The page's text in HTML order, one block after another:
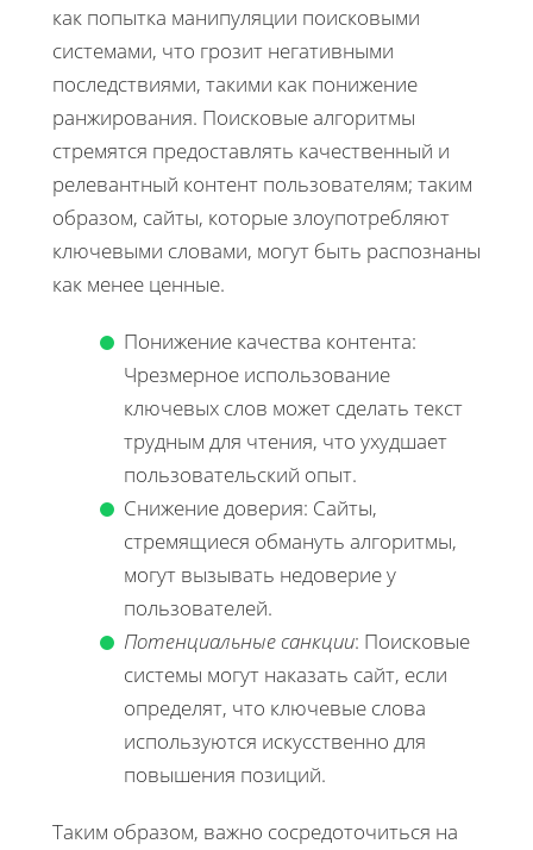
как попытка манипуляции поисковыми
системами, что грозит негативными
последствиями, такими как понижение
ранжирования. Поисковые алгоритмы
стремятся предоставлять качественный и
релевантный контент пользователям; таким
образом, сайты, которые злоупотребляют
ключевыми словами, могут быть распознаны
как менее ценные.
Понижение качества контента:
Чрезмерное использование
ключевых слов может сделать текст
трудным для чтения, что ухудшает
пользовательский опыт.
Снижение доверия: Сайты,
стремящиеся обмануть алгоритмы,
могут вызывать недоверие у
пользователей.
Потенциальные санкции: Поисковые
системы могут наказать сайт, если
определят, что ключевые слова
используются искусственно для
повышения позиций.
Таким образом, важно сосредоточиться на